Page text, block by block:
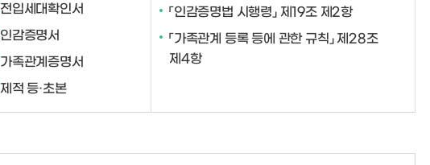
전입세대확인서
인감증명서
가족관계증명서
제적 등·초본
「인감증명법 시행령」 제19조 제2항
「가족관계 등록 등에 관한 규칙」 제28조
제4항